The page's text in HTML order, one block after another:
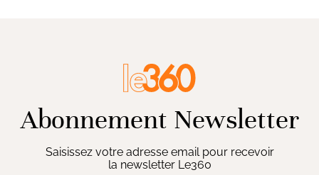
Abonnement Newsletter
Saisissez votre adresse email pour recevoir
la newsletter Le360